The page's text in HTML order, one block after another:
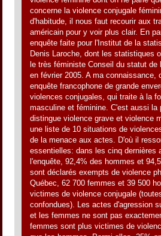
concerne la violence conjugale
d'habitude, il nous faut recourir aux
américain pour y voir plus clair. En
enquête faite pour l'Institut de la
Denis Laroche, dont les statistiques
le très féministe Conseil du statut de
en février 2005. A ma connaissance,
enquête francophone de grande
violences conjugales, qui traite à la
masculine et féminine. C'est aussi la
distingue violence grave et violence
une liste de 10 situations de
de la menace aux actes. D'où il
essentielles: dans les cinq dernières
l'enquête, 92,4% des hommes et
sont déclarés exempts de violence
Québec, 62 700 femmes et 39 500
victimes de violence conjugale
confondues). Les actes d'agression
et les femmes ne sont pas
femmes sont plus victimes de